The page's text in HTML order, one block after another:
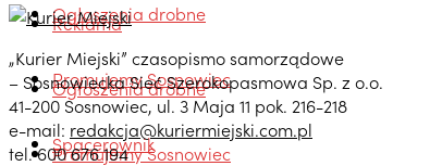
Ogłoszenia drobne
Promujemy Sosnowiec
Spacerownik
Reklama
Ogłoszenia drobne
Promujemy Sosnowiec
„Kurier Miejski” czasopismo samorządowe
– Sosnowiecka Sieć Szerokopasmowa Sp. z o.o.
41-200 Sosnowiec, ul. 3 Maja 11 pok. 216-218
e-mail: redakcja@kuriermiejski.com.pl
tel. 600 676 194